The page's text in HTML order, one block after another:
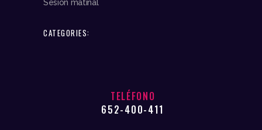
Sesión matinal
CATEGORIES:
TELÉFONO
652-400-411